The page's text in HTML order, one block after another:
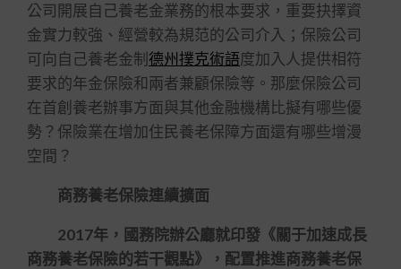
公司開展自己養老金業務的根本要求，重要抉擇資
金實力較強、經營較為規范的公司介入；保險公司
可向自己養老金制 德州撲克術語度加入人提供相符
要求的年金保險和兩者兼顧保險等。那麼保險公司
在首創養老辦事方面與其他金融機構比擬有哪些優
勢？保險業在增加住民養老保障方面還有哪些增漫
空間？
商務養老保險連續擴面
2017年，國務院辦公廳就印發《關于加速成長
商務養老保險的若干觀點》，配置推進商務養老保